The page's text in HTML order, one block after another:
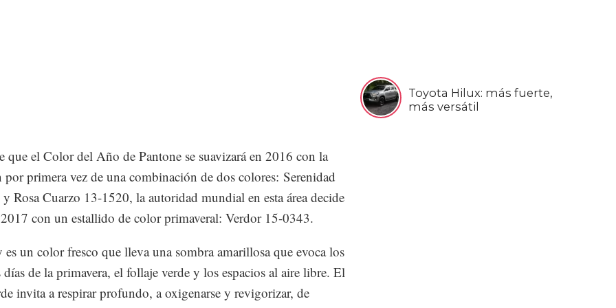
Toyota Hilux: más fuerte,
más versátil
que el Color del Año de Pantone se suavizará en 2016 con la
por primera vez de una combinación de dos colores: Serenidad
Rosa Cuarzo 13-1520, la autoridad mundial en esta área decide
con un estallido de color primaveral: Verdor 15-0343.
es un color fresco que lleva una sombra amarillosa que evoca los
de la primavera, el follaje verde y los espacios al aire libre. El
invita a respirar profundo, a oxigenarse y revigorizar, de